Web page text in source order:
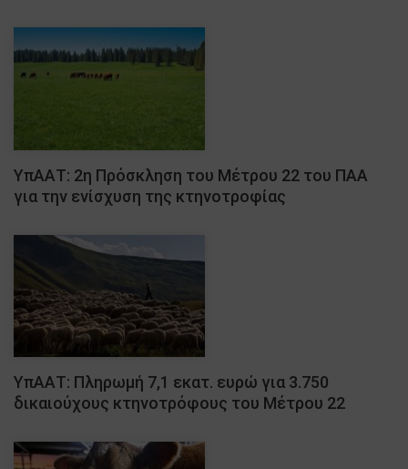
ΥπΑΑΤ: 2η Πρόσκληση του Μέτρου 22 του ΠΑΑ
για την ενίσχυση της κτηνοτροφίας
ΥπΑΑΤ: Πληρωμή 7,1 εκατ. ευρώ για 3.750
δικαιούχους κτηνοτρόφους του Μέτρου 22